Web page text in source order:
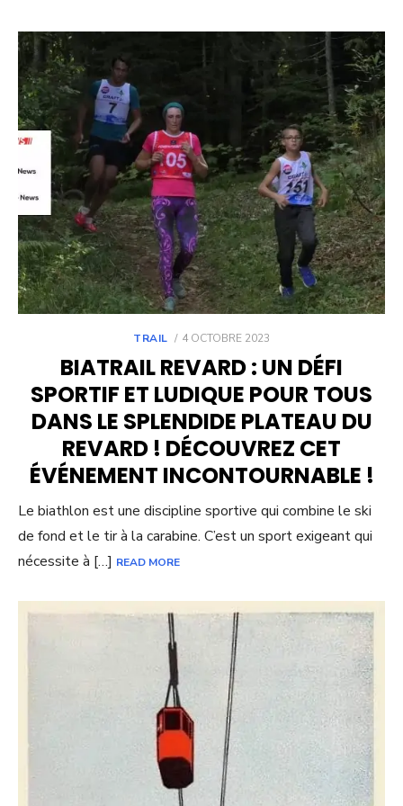
TRAIL
POSTED
4 OCTOBRE 2023
BIATRAIL REVARD : UN DÉFI
SPORTIF ET LUDIQUE POUR TOUS
DANS LE SPLENDIDE PLATEAU DU
REVARD ! DÉCOUVREZ CET
ÉVÉNEMENT INCONTOURNABLE !
Le biathlon est une discipline sportive qui combine le ski
de fond et le tir à la carabine. C’est un sport exigeant qui
nécessite à […] READ MORE